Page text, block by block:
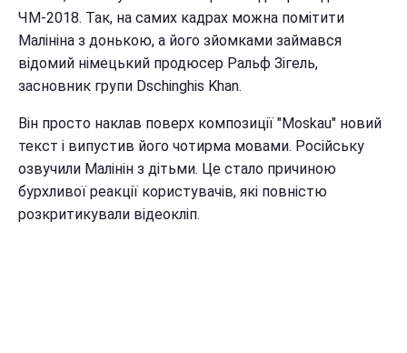
ЧМ-2018. Так, на самих кадрах можна помітити
Малініна з донькою, а його зйомками займався
відомий німецький продюсер Ральф Зігель,
засновник групи Dschinghis Khan.
Він просто наклав поверх композиції "Moskau" новий
текст і випустив його чотирма мовами. Російську
озвучили Малінін з дітьми. Це стало причиною
бурхливої реакції користувачів, які повністю
розкритикували відеокліп.